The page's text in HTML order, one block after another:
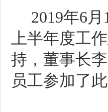
2019年6月
上半年度工
持，董事长
员工参加了